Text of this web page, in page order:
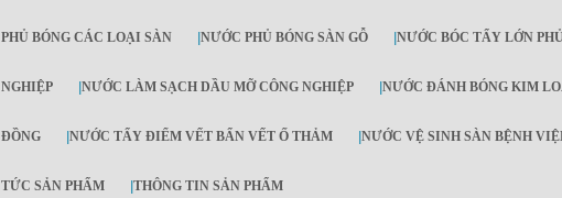
PHỦ BÓNG CÁC LOẠI SÀN |NƯỚC PHỦ BÓNG SÀN GỖ |NƯỚC BÓC TẨY LỚN
NGHIỆP |NƯỚC LÀM SẠCH DẦU MỠ CÔNG NGHIỆP |NƯỚC ĐÁNH BÓNG KIM
ĐỒNG |NƯỚC TẨY ĐIỂM VẾT BẨN VẾT Ố THẢM |NƯỚC VỆ SINH SÀN BỆNH
TỨC SẢN PHẨM |THÔNG TIN SẢN PHẨM